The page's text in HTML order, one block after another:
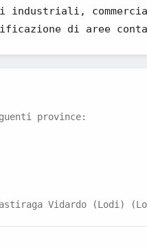
industriali,
di aree
province:
Vidardo (Lodi)